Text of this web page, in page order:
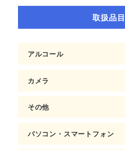
取扱品目
アルコール
カメラ
その他
パソコン・スマートフォン